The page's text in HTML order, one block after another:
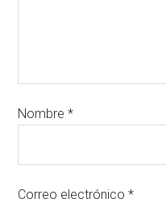
Nombre*
Correo electrónico*